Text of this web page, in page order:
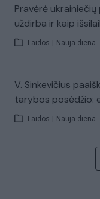
Pravėrė
uždirba ir kaip
Laidos Nauja diena
V. Sinkevičius
tarybos posėdžio:
Laidos Nauja diena